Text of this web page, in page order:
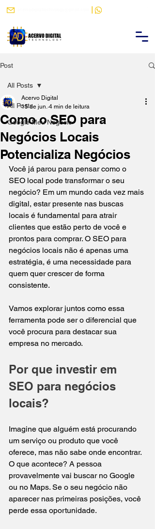
|
Post
All Posts
Google Meu Negócio
All Posts
Como o SEO para
Negócios Locais
Potencializa Negócios
Acervo Digital
15 de jun. 4 min de leitura
Você já parou para pensar como o
SEO local pode transformar o seu
negócio? Em um mundo cada vez mais
digital, estar presente nas buscas
locais é fundamental para atrair
clientes que estão perto de você e
prontos para comprar. O SEO para
negócios locais não é apenas uma
estratégia, é uma necessidade para
quem quer crescer de forma
consistente.
Vamos explorar juntos como essa
ferramenta pode ser o diferencial que
você procura para destacar sua
empresa no mercado.
Por que investir em
SEO para negócios
locais?
Imagine que alguém está procurando
um serviço ou produto que você
oferece, mas não sabe onde encontrar.
O que acontece? A pessoa
provavelmente vai buscar no Google
ou no Maps. Se o seu negócio não
aparecer nas primeiras posições, você
perde essa oportunidade.